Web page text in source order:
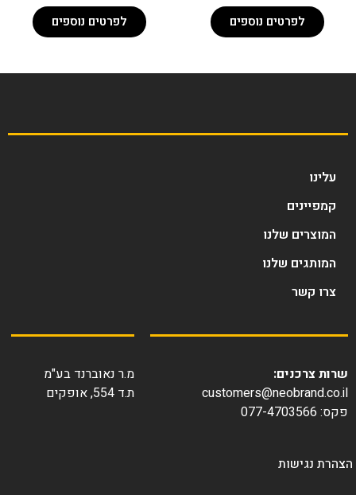
לפרטים נוספים לפרטים נוספים
עלינו
קמפיינים
המוצרים שלנו
המותגים שלנו
צרו קשר
צרכנים:
4703566
נגישות
מ.ר נאוברנד בע"מ
ת.ד 554, אופקים